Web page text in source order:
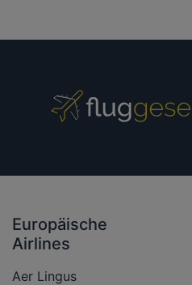
Europäische
Airlines
Aer Lingus